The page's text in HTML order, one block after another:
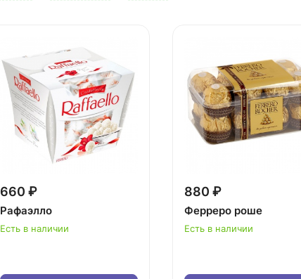
660 ₽
Рафаэлло
Есть в наличии
880 ₽
Ферреро роше
Есть в наличии